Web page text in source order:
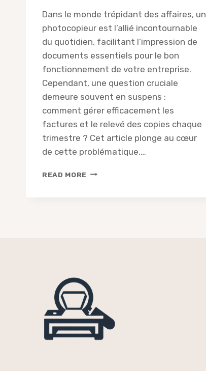
Dans le monde trépidant des affaires, un
photocopieur est l’allié incontournable
du quotidien, facilitant l’impression de
documents essentiels pour le bon
fonctionnement de votre entreprise.
Cependant, une question cruciale
demeure souvent en suspens :
comment gérer efficacement les
factures et le relevé des copies chaque
trimestre ? Cet article plonge au cœur
de cette problématique,…
READ MORE PHOTOCOPIEUR
CHAQUE
TRIMESTRE
?